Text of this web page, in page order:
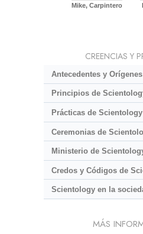
Mike, Carpintero
CREENCIAS Y
Antecedentes y Orígenes
Principios de
Prácticas de Scientology
Ceremonias de
Ministerio de
Credos y Códigos de
Scientology en la
MÁS